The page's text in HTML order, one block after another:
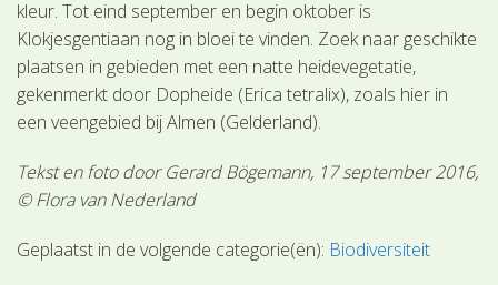
kleur. Tot eind september en begin oktober is
Klokjesgentiaan nog in bloei te vinden. Zoek naar geschikte
plaatsen in gebieden met een natte heidevegetatie,
gekenmerkt door Dopheide (Erica tetralix), zoals hier in
een veengebied bij Almen (Gelderland).
Tekst en foto door Gerard Bögemann, 17 september 2016,
© Flora van Nederland
Geplaatst in de volgende categorie(ën): Biodiversiteit